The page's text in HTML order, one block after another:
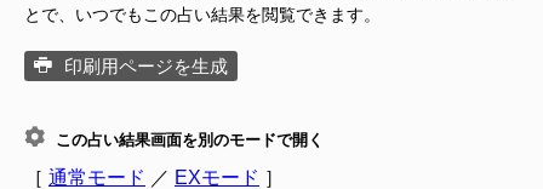
とで、いつでもこの占い結果を閲覧できます。
印刷用ページを生成
この占い結果画面を別のモードで開く
［ 通常モード ／ EXモード ］